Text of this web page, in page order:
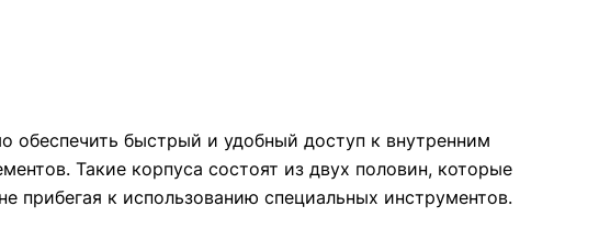
обеспечить быстрый и удобный доступ к внутренним
Такие корпуса состоят из двух половин, которые
прибегая к использованию специальных инструментов.